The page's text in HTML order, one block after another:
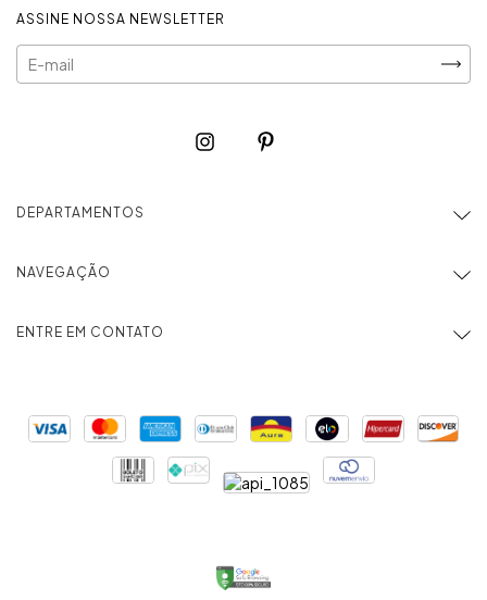
ASSINE NOSSA NEWSLETTER
DEPARTAMENTOS
NAVEGAÇÃO
ENTRE EM CONTATO